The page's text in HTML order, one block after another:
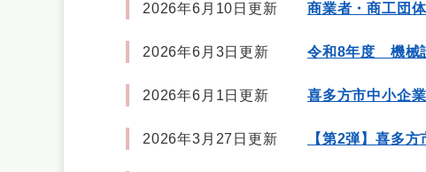
2026年6月10日更新 商業者・商工団
2026年6月3日更新 令和8年度 機械
2026年6月1日更新 喜多方市中小企
2026年3月27日更新 【第2弾】喜多